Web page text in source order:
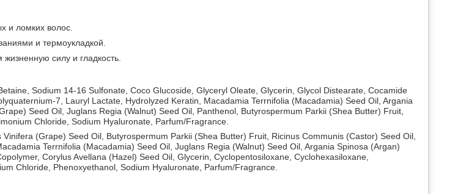
и ломких волос.
и термоукладкой.
силу и гладкость.
Sodium 14-16 Sulfonate, Coco Glucoside, Glyceryl Oleate, Glycerin, Glycol Distearate, Cocamide
7, Lauryl Lactate, Hydrolyzed Keratin, Macadamia Terrnifolia (Macadamia) Seed Oil, Argania
Seed Oil, Juglans Regia (Walnut) Seed Oil, Panthenol, Butyrospermum Parkii (Shea Butter) Fruit,
Chloride, Sodium Hyaluronate, Parfum/Fragrance.
Vinifera (Grape) Seed Oil, Butyrospermum Parkii (Shea Butter) Fruit, Ricinus Communis (Castor) Seed Oil,
Terrnifolia (Macadamia) Seed Oil, Juglans Regia (Walnut) Seed Oil, Argania Spinosa (Argan)
Corylus Avellana (Hazel) Seed Oil, Glycerin, Cyclopentosiloxane, Cyclohexasiloxane,
Chloride, Phenoxyethanol, Sodium Hyaluronate, Parfum/Fragrance.